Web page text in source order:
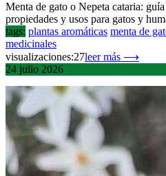
Menta de gato o Nepeta cataria:
propiedades y usos para gatos y
tags: plantas aromáticas menta de
medicinales
visualizaciones:27leer más ⟶
24 julio 2026